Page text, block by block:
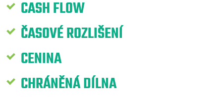
CASH FLOW
ČASOVÉ ROZLIŠENÍ
CENINA
CHRÁNĚNÁ DÍLNA